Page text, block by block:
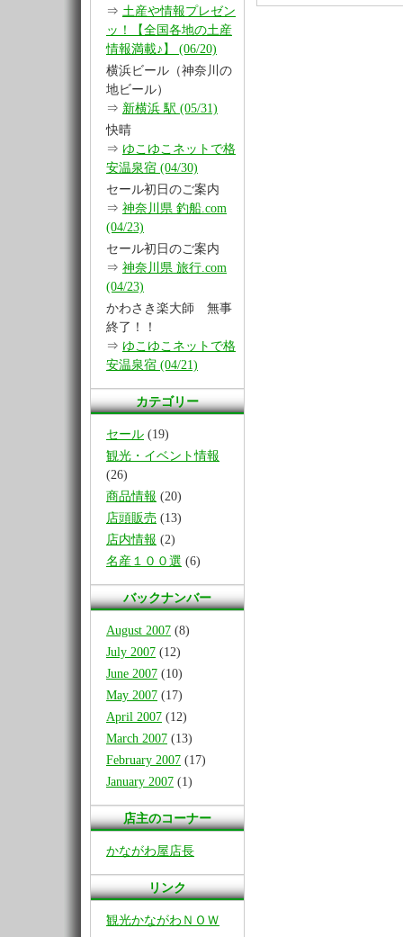
⇒ 土産や情報プレゼン
ッ！【全国各地の土産
情報満載♪】 (06/20)
横浜ビール（神奈川の
地ビール）
⇒ 新横浜 駅 (05/31)
快晴
⇒ ゆこゆこネットで格
安温泉宿 (04/30)
セール初日のご案内
⇒ 神奈川県 釣船.com
(04/23)
セール初日のご案内
⇒ 神奈川県 旅行.com
(04/23)
かわさき楽大師 無事
終了！！
⇒ ゆこゆこネットで格
安温泉宿 (04/21)
カテゴリー
セール (19)
観光・イベント情報
(26)
商品情報 (20)
店頭販売 (13)
店内情報 (2)
名産１００選 (6)
バックナンバー
August 2007 (8)
July 2007 (12)
June 2007 (10)
May 2007 (17)
April 2007 (12)
March 2007 (13)
February 2007 (17)
January 2007 (1)
店主のコーナー
かながわ屋店長
リンク
観光かながわＮＯＷ